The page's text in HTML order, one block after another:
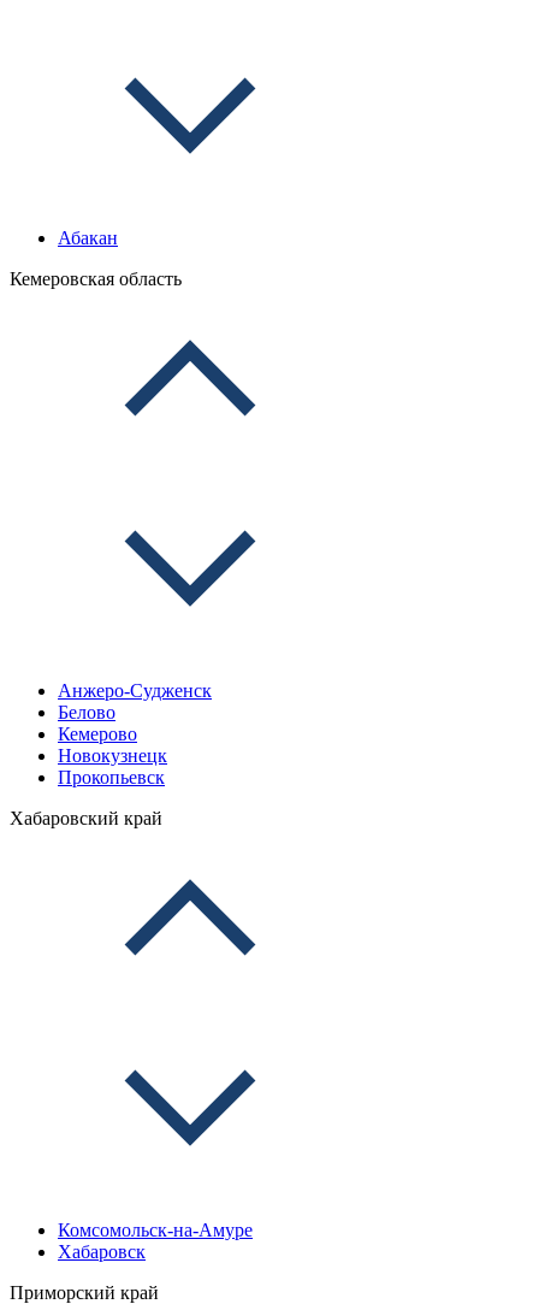
Абакан
Кемеровская область
Анжеро-Судженск
Белово
Кемерово
Новокузнецк
Прокопьевск
Хабаровский край
Комсомольск-на-Амуре
Хабаровск
Приморский край